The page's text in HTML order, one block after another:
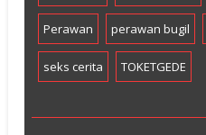
Perawan perawan bugil
seks cerita TOKETGEDE